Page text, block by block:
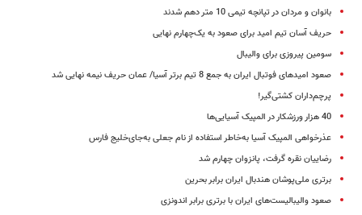
بانوان و مردان در تپانچه تیمی 10 متر دهم شدند
حریف آسان تیم امید برای صعود به یک‌چهارم نهایی
سومین پیروزی برای والیبال
صعود امیدهای فوتبال ایران به جمع 8 تیم برتر آسیا/ عمان حریف نیمه نهایی شد
پرچم‌داران کشتی‌گیر!
40 هزار ورزشکار در المپیک آسیایی‌ها
عذرخواهی المپیک آسیا به‌خاطر استفاده از نام جعلی به‌جای‌خلیج فارس
رضاییان نقره گرفت، پانزوان چهارم شد
برتری ملی‌پوشان هندبال ایران برابر بحرین
صعود والیبالیست‌های ایران با برتری برابر اندونزی